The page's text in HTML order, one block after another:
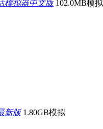
模拟器中文版 102.0MB模拟
新版 1.80GB模拟